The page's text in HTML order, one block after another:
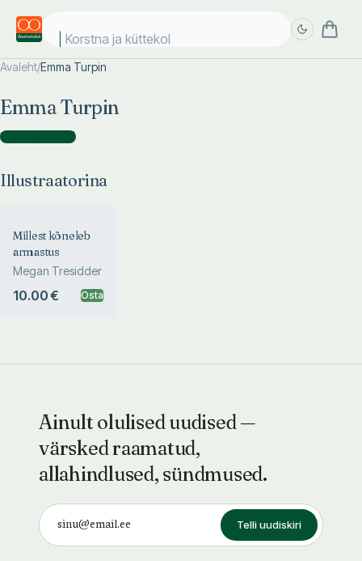
Korstna ja küttekold
Avaleht/Emma Turpin
Emma Turpin
Illustraatorina )
Illustraatorina
Millest kõneleb
armastus
Megan Tresidder
10.00 € Osta
Ainult olulised uudised —
värsked raamatud,
allahindlused, sündmused.
Telli uudiskiri